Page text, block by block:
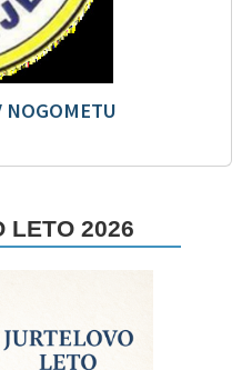
NOGOMETU
LETO 2026